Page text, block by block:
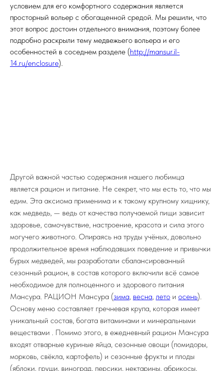
условием для его комфортного содержания является
просторный вольер с обогащенной средой. Мы решили, что
этот вопрос достоин отдельного внимания, поэтому более
подробно раскрыли тему медвежьего вольера и его
особенностей в соседнем разделе (http://mansur.il-
14.ru/enclosure).
Другой важной частью содержания нашего любимца
является рацион и питание. Не секрет, что мы есть то, что мы
едим. Эта аксиома применима и к такому крупному хищнику,
как медведь, — ведь от качества получаемой пищи зависит
здоровье, самочувствие, настроение, красота и сила этого
могучего животного. Опираясь на труды учёных, довольно
продолжительное время наблюдавших поведение и привычки
бурых медведей, мы разработали сбалансированный
сезонный рацион, в состав которого включили всё самое
необходимое для полноценного и здорового питания
Мансура. РАЦИОН Мансура (зима, весна, лето и осень).
Основу меню составляет гречневая крупа, которая имеет
уникальный состав, богата витаминами и минеральными
веществами . Помимо этого, в ежедневный рацион Мансура
входят отварные куриные яйца, сезонные овощи (помидоры,
морковь, свёкла, картофель) и сезонные фрукты и плоды
(яблоки, груши, виноград, персики, нектарины, абрикосы,